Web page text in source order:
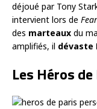
déjoué par Tony
intervient lors de
des marteaux du
amplifiés, il dévaste
Les Héros